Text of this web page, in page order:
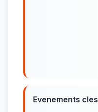
Evenements cles